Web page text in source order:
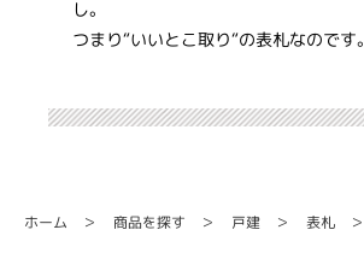
し。
つまり“いいとこ取り“の表札なのです。
ホーム 商品を探す 戸建 表札